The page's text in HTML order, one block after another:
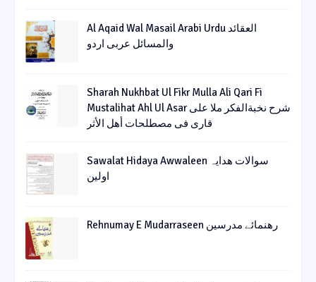
Al Aqaid Wal Masail Arabi Urdu العقائد
والمسائل عربی اردو
Sharah Nukhbat Ul Fikr Mulla Ali Qari Fi
Mustalihat Ahl Ul Asar شرح نخبةالفکر ملا علی
قاری فی مصطلحات أھل الأثر
Sawalat Hidaya Awwaleen سوالات ھدایہ
اولین
Rehnumay E Mudarraseen رهنمائے مدرسین